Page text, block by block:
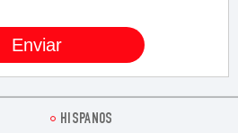
HISPANOS